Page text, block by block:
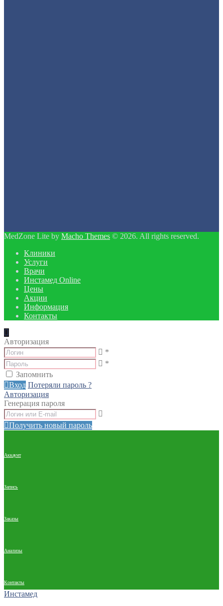
MedZone Lite by Macho Themes © 2026. All rights reserved.
Клиники
Услуги
Врачи
Инстамед Online
Цены
Акции
Информация
Контакты
Авторизация
*
*
Запомнить
Вход Потеряли пароль ?
Авторизация
Генерация пароля
Получить новый пароль
Аккаунт
Запись
Заказы
Анализы
Контакты
Инстамед